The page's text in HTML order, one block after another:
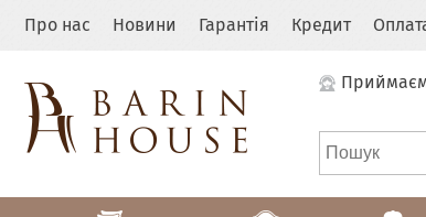
Про нас Новини Гарантія Кредит